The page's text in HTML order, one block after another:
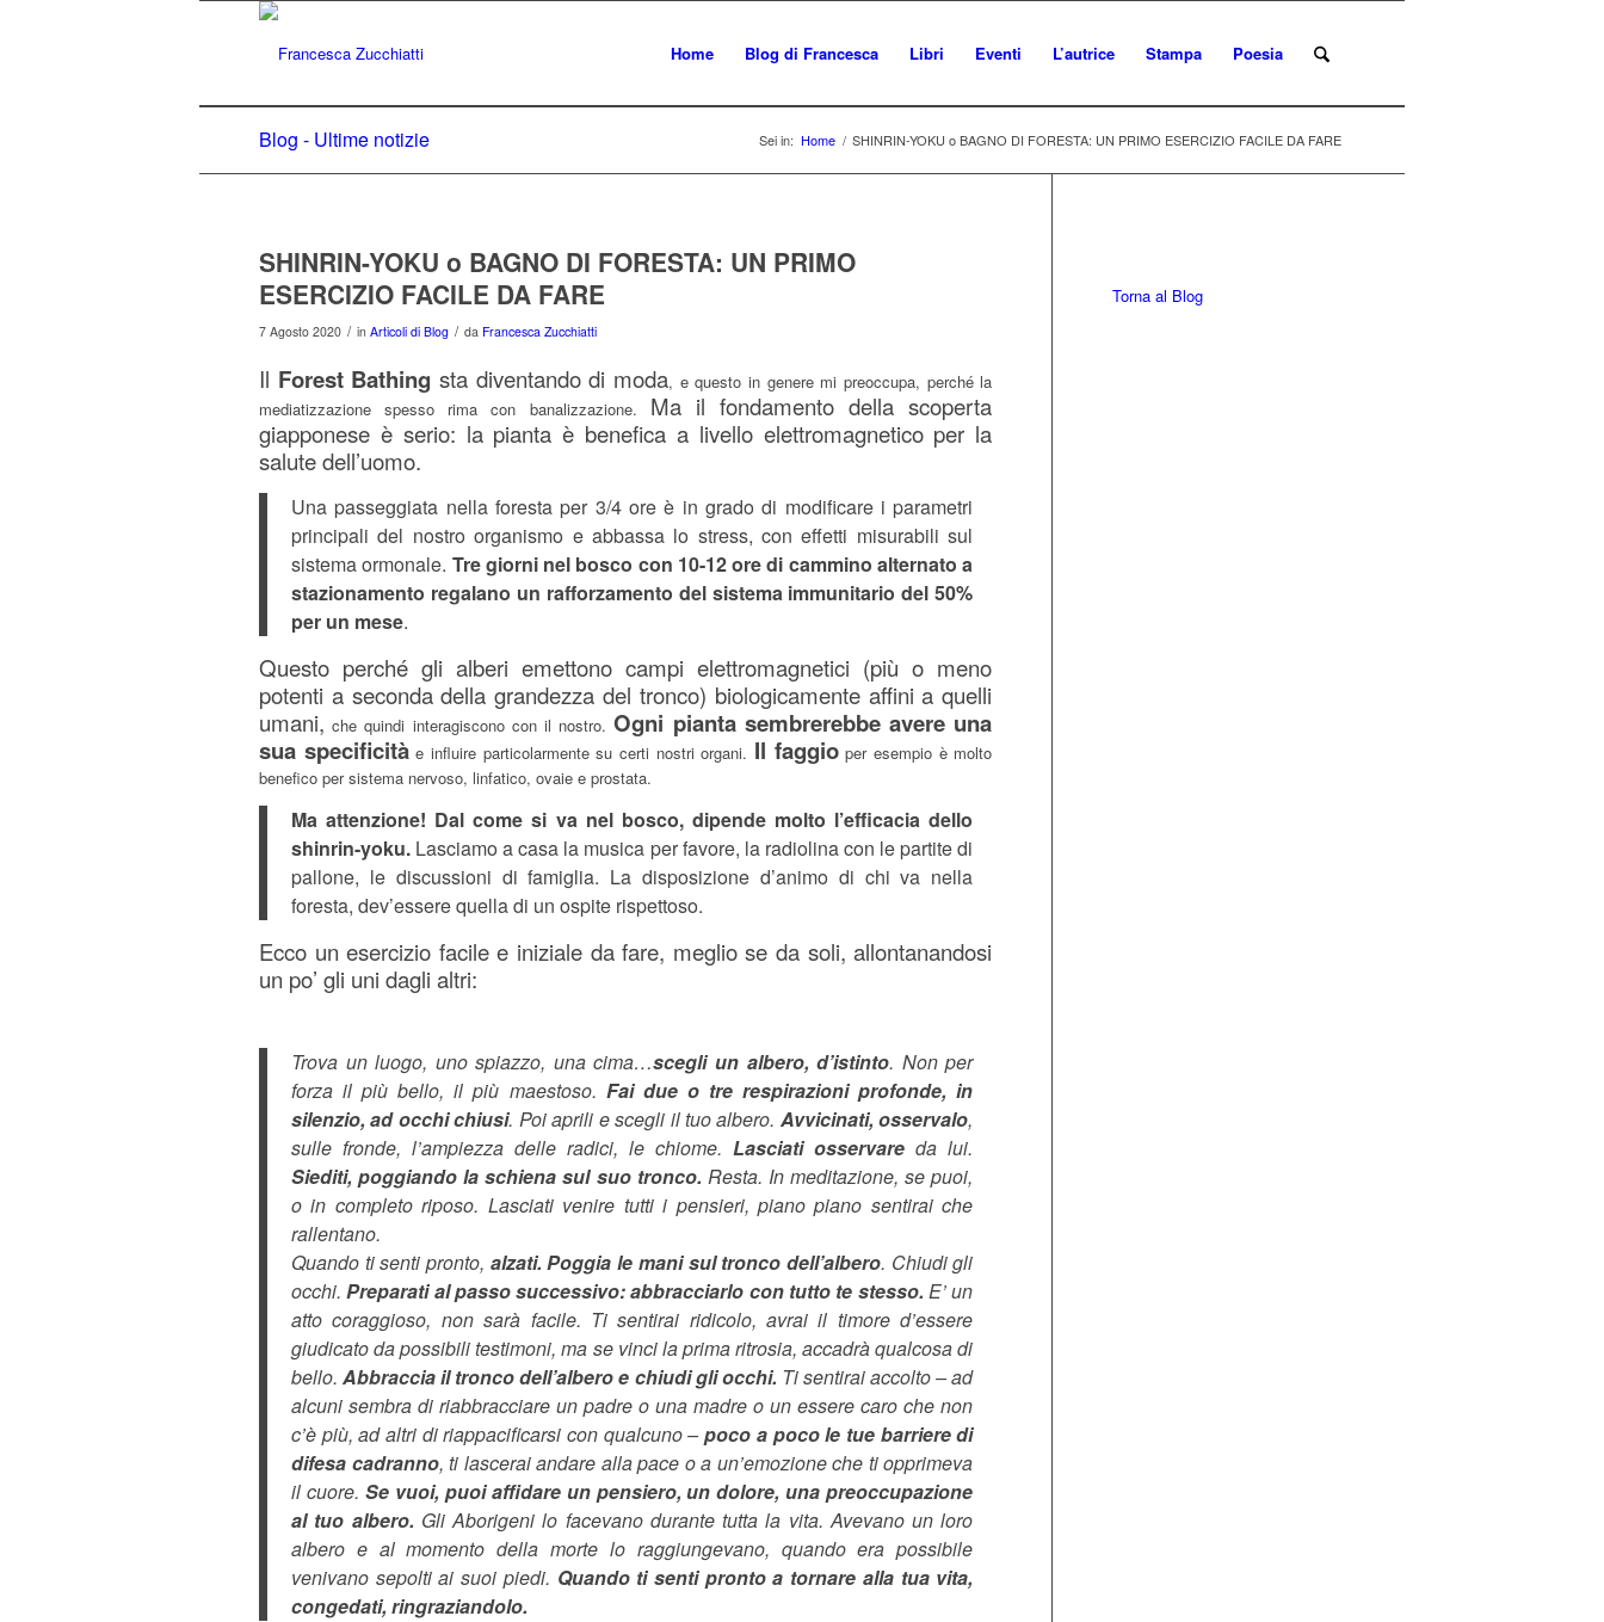
Home Blog di Francesca Libri Eventi L’autrice Stampa Poesia
Blog - Ultime notizie Sei in: Home / SHINRIN-YOKU o BAGNO DI FORESTA: UN PRIMO ESERCIZIO FACILE DA FARE
SHINRIN-YOKU o BAGNO DI FORESTA: UN PRIMO
ESERCIZIO FACILE DA FARE
7 Agosto 2020 / in Articoli di Blog / da Francesca Zucchiatti
Il Forest Bathing sta diventando di moda, e questo in genere mi preoccupa, perché la
mediatizzazione spesso rima con banalizzazione. Ma il fondamento della scoperta
giapponese è serio: la pianta è benefica a livello elettromagnetico per la
salute dell’uomo.
Una passeggiata nella foresta per 3/4 ore è in grado di modificare i parametri
principali del nostro organismo e abbassa lo stress, con effetti misurabili sul
sistema ormonale. Tre giorni nel bosco con 10-12 ore di cammino alternato a
stazionamento regalano un rafforzamento del sistema immunitario del 50%
per un mese.
Questo perché gli alberi emettono campi elettromagnetici (più o meno
potenti a seconda della grandezza del tronco) biologicamente affini a quelli
umani, che quindi interagiscono con il nostro.Ogni pianta sembrerebbe avere una
sua specificità e influire particolarmente su certi nostri organi. Il faggioper esempio è molto
benefico per sistema nervoso, linfatico, ovaie e prostata.
Ma attenzione! Dal come si va nel bosco, dipende molto l’efficacia dello
shinrin-yoku. Lasciamo a casa la musica per favore, la radiolina con le partite di
pallone, le discussioni di famiglia. La disposizione d’animo di chi va nella
foresta, dev’essere quella di un ospite rispettoso.
Ecco un esercizio facile e iniziale da fare, meglio se da soli, allontanandosi
un po’ gli uni dagli altri:
Trova un luogo, uno spiazzo, una cima…scegli un albero, d’istinto. Non per
forza il più bello, il più maestoso. Fai due o tre respirazioni profonde, in
silenzio, ad occhi chiusi. Poi aprili e scegli il tuo albero. Avvicinati, osservalo,
sulle fronde, l’ampiezza delle radici, le chiome.Lasciati osservare da lui.
Siediti, poggiando la schiena sul suo tronco. Resta. In meditazione, se puoi,
o in completo riposo. Lasciati venire tutti i pensieri, piano piano sentirai che
rallentano.
Quando ti senti pronto, alzati. Poggia le mani sul tronco dell’albero. Chiudi gli
occhi.Preparati al passo successivo: abbracciarlo con tutto te stesso. E’ un
atto coraggioso, non sarà facile. Ti sentirai ridicolo, avrai il timore d’essere
giudicato da possibili testimoni, ma se vinci la prima ritrosia, accadrà qualcosa di
bello.Abbraccia il tronco dell’albero e chiudi gli occhi. Ti sentirai accolto – ad
alcuni sembra di riabbracciare un padre o una madre o un essere caro che non
c’è più, ad altri di riappacificarsi con qualcuno –poco a poco le tue barriere di
difesa cadranno, ti lascerai andare alla pace o a un’emozione che ti opprimeva
il cuore. Se vuoi, puoi affidare un pensiero, un dolore, una preoccupazione
al tuo albero. Gli Aborigeni lo facevano durante tutta la vita. Avevano un loro
albero e al momento della morte lo raggiungevano, quando era possibile
venivano sepolti ai suoi piedi. Quando ti senti pronto a tornare alla tua vita,
congedati, ringraziandolo.
Torna al Blog